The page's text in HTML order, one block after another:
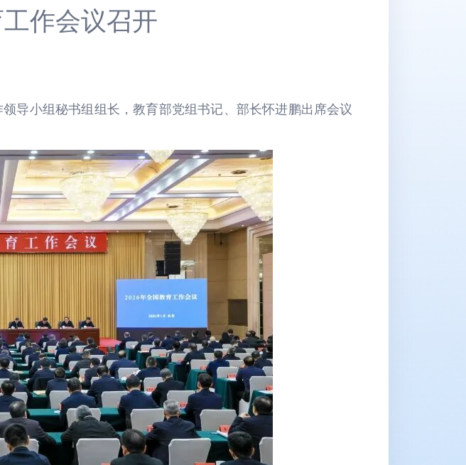
作会议召开
导小组秘书组组长，教育部党组书记、部长怀进鹏出席会议